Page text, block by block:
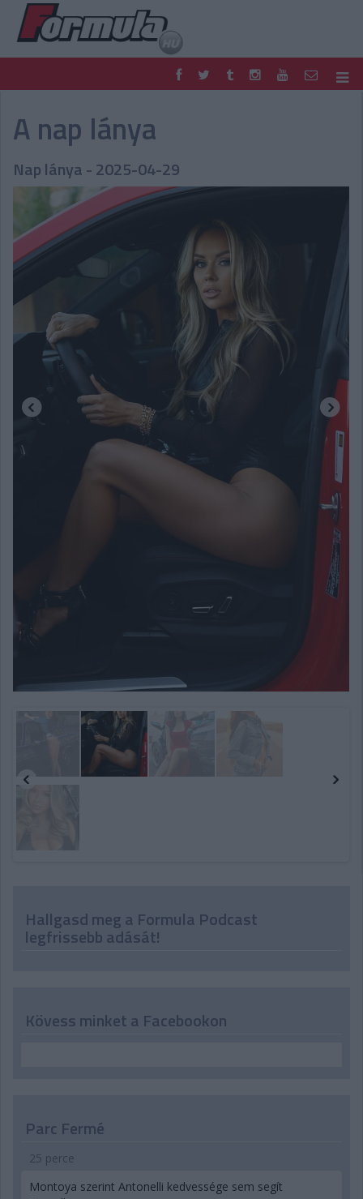
FORMULA
NEMZETKÖZI
RETRO
PODCAST
SHOP
DIGITÁLIS MAGAZIN
VERSENYNAPTÁRAK
A nap lánya
Nap lánya - 2025-04-29
Hallgasd meg a Formula Podcast
legfrissebb adását!
Kövess minket a Facebookon
Parc Fermé
25 perce
Montoya szerint Antonelli kedvessége sem segít